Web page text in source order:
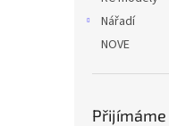
Nářadí
NOVE